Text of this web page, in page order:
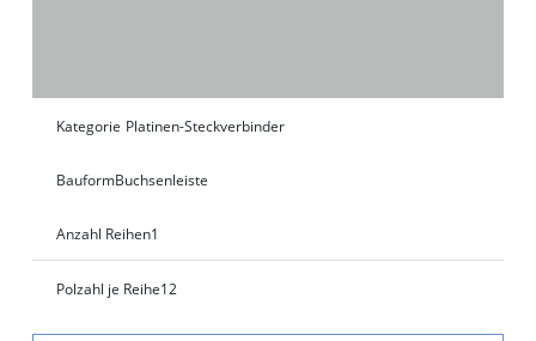
Kategorie Platinen-Steckverbinder
BauformBuchsenleiste
Anzahl Reihen1
Polzahl je Reihe12